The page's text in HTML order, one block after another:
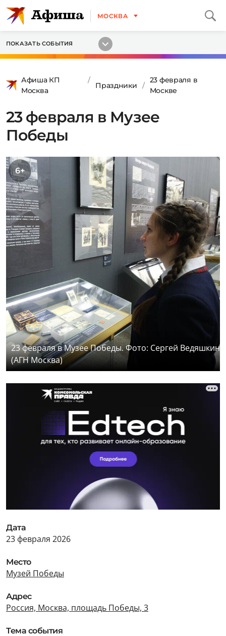
МОСКВА
ПОКАЗАТЬ СОБЫТИЯ
Афиша КП
Москва
Праздники
23 февраля в
Москве
23 февраля в Музее
Победы
6+
23 февраля в Музее Победы. Фото: Сергей Ведяшкин
(АГН Москва)
Дата
23 февраля 2026
Место
Музей Победы
Адрес
Россия, Москва, площадь Победы, 3
Тема события